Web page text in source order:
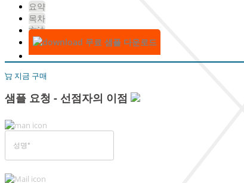
요약
목차
方法
무료 샘플 다운로드
지금 구매
샘플 요청 - 선점자의 이점